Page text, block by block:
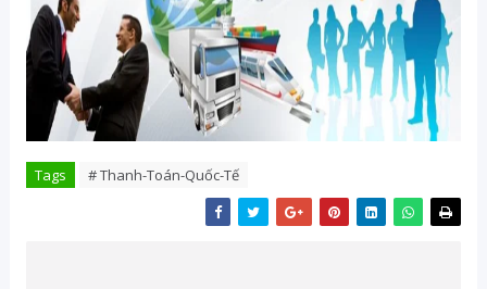
Tags # Thanh-Toán-Quốc-Tế